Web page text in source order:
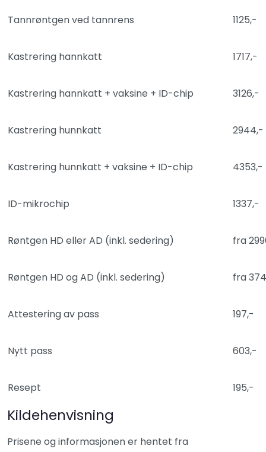
Tannrøntgen ved tannrens 1125,-
Kastrering hannkatt 1717,-
Kastrering hannkatt + vaksine + ID-chip 3126,-
Kastrering hunnkatt 2944,-
Kastrering hunnkatt + vaksine + ID-chip 4353,-
ID-mikrochip 1337,-
Røntgen HD eller AD (inkl. sedering) fra
Røntgen HD og AD (inkl. sedering) fra
Attestering av pass 197,-
Nytt pass 603,-
Resept 195,-
Kildehenvisning
Prisene og informasjonen er hentet fra